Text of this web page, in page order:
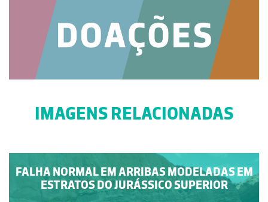
IMAGENS RELACIONADAS
FALHA NORMAL EM ARRIBAS MODELADAS EM
ESTRATOS DO JURÁSSICO SUPERIOR